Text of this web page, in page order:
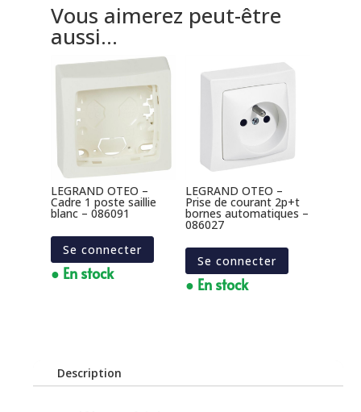
Vous aimerez peut-être
aussi…
LEGRAND OTEO –
Cadre 1 poste saillie
blanc – 086091
Se connecter
● En stock
LEGRAND OTEO –
Prise de courant 2p+t
bornes automatiques –
086027
Se connecter
● En stock
Description